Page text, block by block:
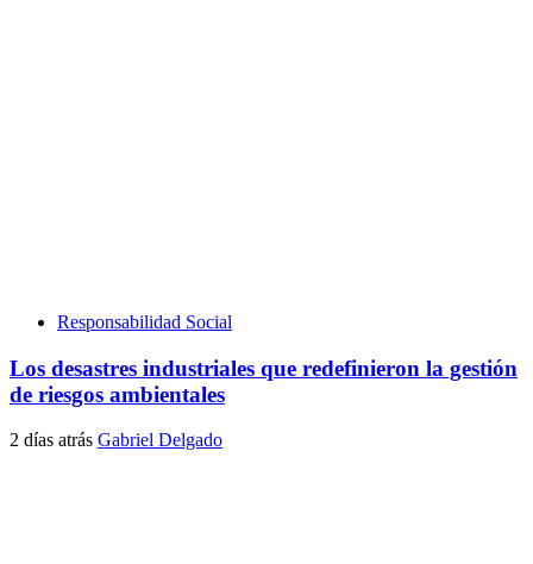
Responsabilidad Social
Los desastres industriales que redefinieron la gestión
de riesgos ambientales
2 días atrás Gabriel Delgado